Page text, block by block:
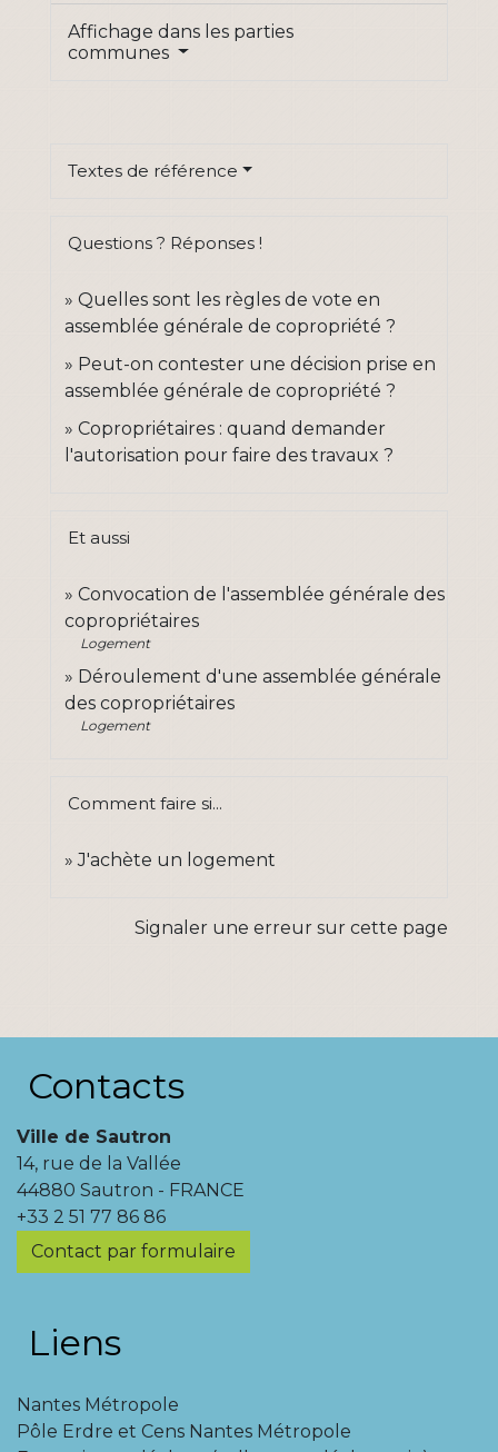
Affichage dans les parties
communes
Textes de référence
Questions ? Réponses !
Quelles sont les règles de vote en
assemblée générale de copropriété ?
Peut-on contester une décision prise en
assemblée générale de copropriété ?
Copropriétaires : quand demander
l'autorisation pour faire des travaux ?
Et aussi
Convocation de l'assemblée générale des
copropriétaires
Logement
Déroulement d'une assemblée générale
des copropriétaires
Logement
Comment faire si...
J'achète un logement
Signaler une erreur sur cette page
Contacts
Ville de Sautron
14, rue de la Vallée
44880 Sautron - FRANCE
+33 2 51 77 86 86
Contact par formulaire
Liens
Nantes Métropole
Pôle Erdre et Cens Nantes Métropole